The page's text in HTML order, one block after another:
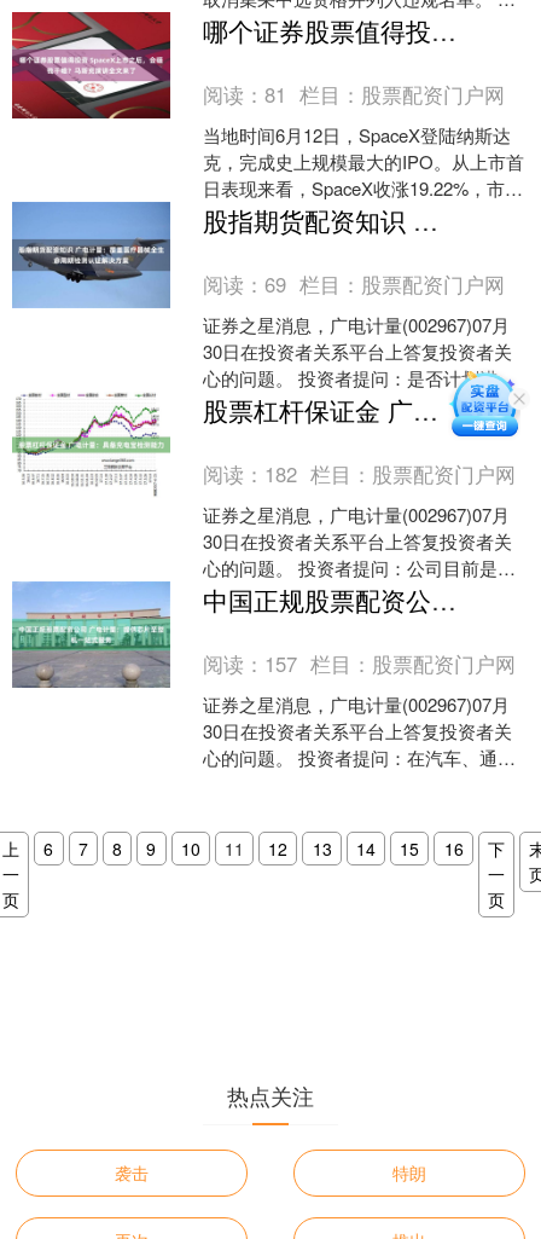
日，山东药监局通告，山东北大高科华
泰制药有限公司（....
哪个证券股票值得投资 SpaceX上市之后，会砸钱干啥？马斯克演讲全文来了
阅读：81 栏目： 股票配资门户网
当地时间6月12日，SpaceX登陆纳斯达
克，完成史上规模最大的IPO。从上市首
日表现来看，SpaceX收涨19.22%，市值
逾2.1万亿美元，撑起了天价估值哪....
股指期货配资知识 广电计量：覆盖医疗器械全生命周期检测认证解决方案
阅读：69 栏目： 股票配资门户网
证券之星消息，广电计量(002967)07月
30日在投资者关系平台上答复投资者关
心的问题。 投资者提问：是否计划进入
医疗设备或生物医药检测领域？该市场
的准入壁垒....
股票杠杆保证金 广电计量：具备充电宝检测能力
阅读： 182 栏目： 股票配资门户网
证券之星消息，广电计量(002967)07月
30日在投资者关系平台上答复投资者关
心的问题。 投资者提问：公司目前是否
有充电宝检测业务？ 广电计量回复：您
好，公司....
中国正规股票配资公司 广电计量：提供芯片至整机一站式服务
阅读： 157 栏目： 股票配资门户网
证券之星消息，广电计量(002967)07月
30日在投资者关系平台上答复投资者关
心的问题。 投资者提问：在汽车、通信
上
一
页
6 7 8 9 10 11 12 13 14 15 16
下
一
页
热点关注
袭击 特朗